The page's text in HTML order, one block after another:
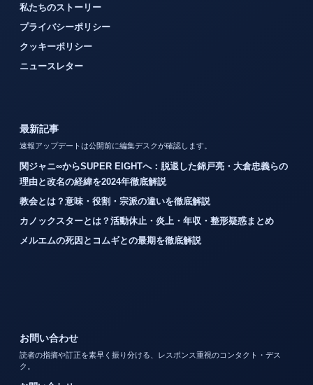
私たちのストーリー
プライバシーポリシー
クッキーポリシー
ニュースレター
最新記事
速報アップデートは公開前に編集デスクが確認します。
関ジャニ∞からSUPER EIGHTへ：脱退した錦戸亮・大倉忠義らの
理由と改名の経緯を2024年徹底解説
教会とは？意味・役割・宗派の違いを徹底解説
カノックスターとは？活動休止・炎上・年収・整形疑惑まとめ
メルエムの死因とコムギとの最期を徹底解説
お問い合わせ
読者の指摘や訂正を素早く振り分ける、レスポンス重視のコンタクト・デス
ク。